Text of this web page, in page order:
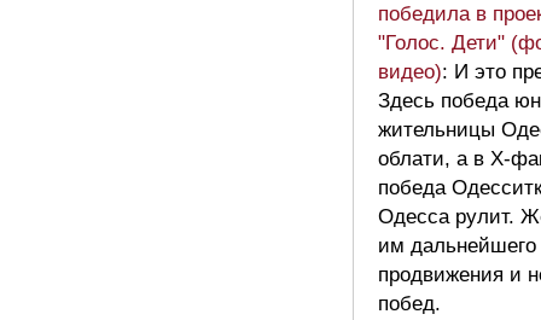
победила в
"Голос. Дети"
видео): И это
Здесь победа
жительницы
облати, а в Х-
победа
Одесса рулит.
им дальнейшего
продвижения и
побед.